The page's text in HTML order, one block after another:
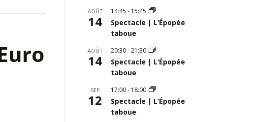
AOÛT
14
14:45 - 15:45
Spectacle | L’Épopée
taboue
AOÛT
14
20:30-21:30
Spectacle | L’Épopée
taboue
SEP
12
17:00- 18:00
Spectacle | L’Épopée
taboue